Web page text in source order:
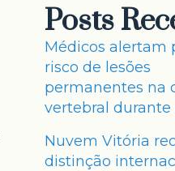
Posts
Médicos alertam
risco de lesões
permanentes na
vertebral durante
Nuvem Vitória
distinção